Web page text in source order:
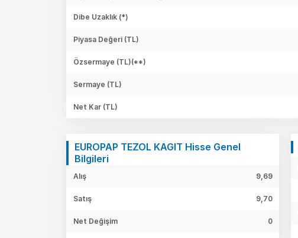
Dibe Uzaklık (*)
Piyasa Değeri (TL)
Özsermaye (TL)(**)
Sermaye (TL)
Net Kar (TL)
EUROPAP TEZOL KAGIT Hisse Genel
Bilgileri
Alış 9,69
Satış 9,70
Net Değişim 0